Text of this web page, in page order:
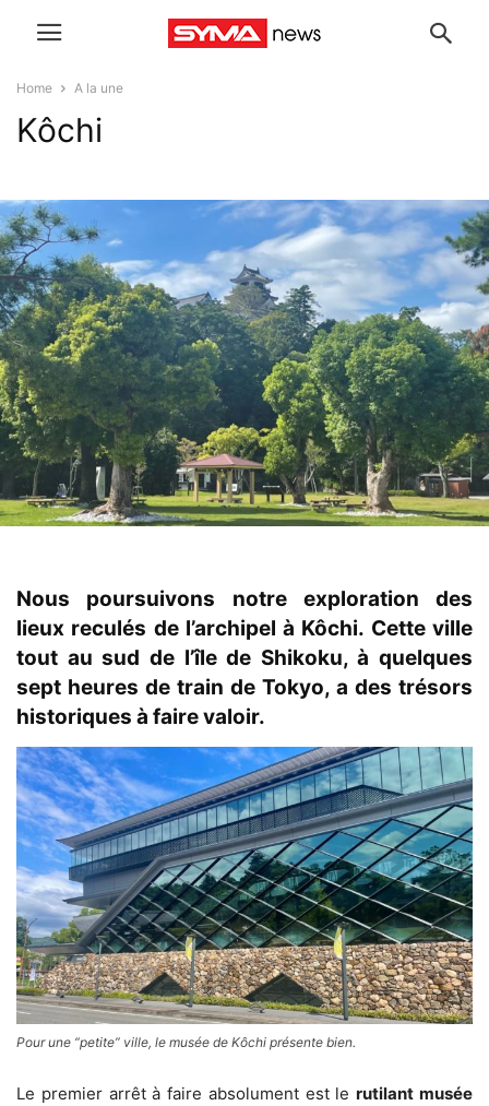
Home A la une
Kôchi
Nous poursuivons notre exploration des
lieux reculés de l’archipel à Kôchi. Cette ville
tout au sud de l’île de Shikoku, à quelques
sept heures de train de Tokyo, a des trésors
historiques à faire valoir.
Pour une “petite” ville, le musée de Kôchi présente bien.
Le premier arrêt à faire absolument est lerutilant musée